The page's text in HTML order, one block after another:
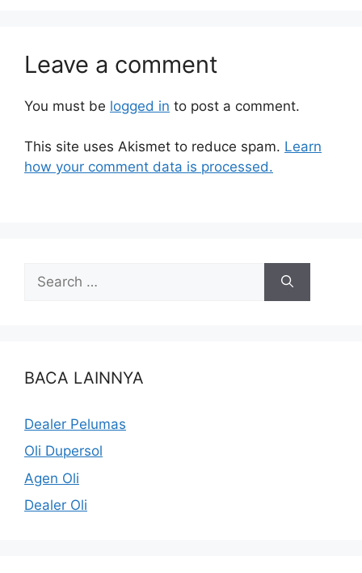
Leave a comment
You must be logged in to post a comment.
This site uses Akismet to reduce spam. Learn
how your comment data is processed.
BACA LAINNYA
Dealer Pelumas
Oli Dupersol
Agen Oli
Dealer Oli